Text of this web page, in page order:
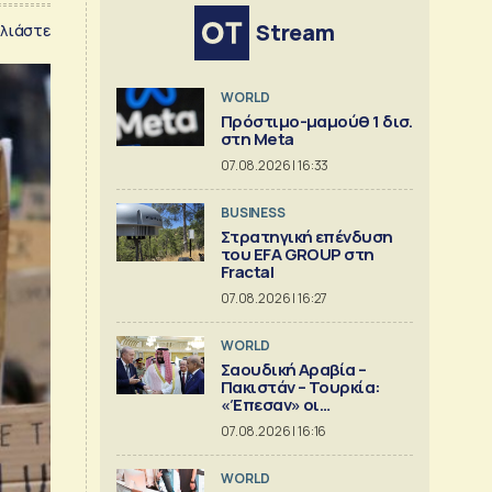
Stream
WORLD
Πρόστιμο-μαμούθ 1 δισ.
στη Meta
07.08.2026 | 16:33
BUSINESS
Στρατηγική επένδυση
του EFA GROUP στη
Fractal
07.08.2026 | 16:27
WORLD
Σαουδική Αραβία –
Πακιστάν – Τουρκία:
«Έπεσαν» οι
υπογραφές στην «κοινή
αμυντική συμφωνία της
Μέκκας»
07.08.2026 | 16:16
WORLD